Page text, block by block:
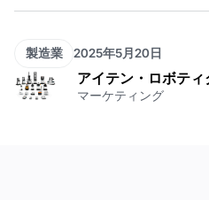
製造業 2025年5月20日
アイテン・ロボテ
マーケティング